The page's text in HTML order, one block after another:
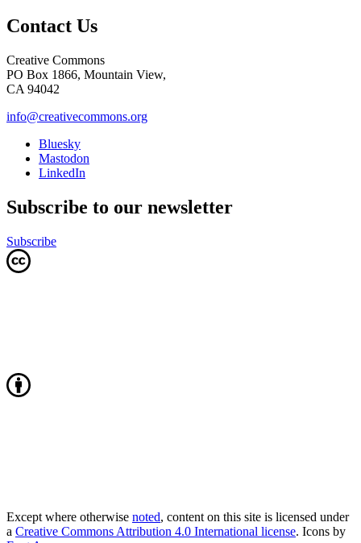
Contact Us
Creative Commons
PO Box 1866, Mountain View,
CA 94042
info@creativecommons.org
Bluesky
Mastodon
LinkedIn
Subscribe to our newsletter
Subscribe
Except where otherwise noted, content on this site is licensed under
a Creative Commons Attribution 4.0 International license. Icons by